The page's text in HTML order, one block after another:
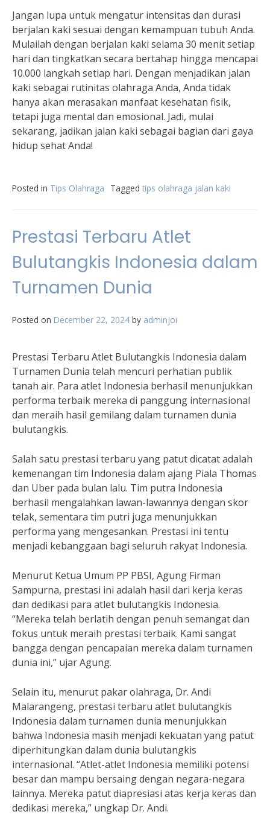
Jangan lupa untuk mengatur intensitas dan durasi
berjalan kaki sesuai dengan kemampuan tubuh Anda.
Mulailah dengan berjalan kaki selama 30 menit setiap
hari dan tingkatkan secara bertahap hingga mencapai
10.000 langkah setiap hari. Dengan menjadikan jalan
kaki sebagai rutinitas olahraga Anda, Anda tidak
hanya akan merasakan manfaat kesehatan fisik,
tetapi juga mental dan emosional. Jadi, mulai
sekarang, jadikan jalan kaki sebagai bagian dari gaya
hidup sehat Anda!
Posted in Tips Olahraga Tagged tips olahraga jalan kaki
Prestasi Terbaru Atlet
Bulutangkis Indonesia dalam
Turnamen Dunia
Posted on December 22, 2024 by adminjoi
Prestasi Terbaru Atlet Bulutangkis Indonesia dalam
Turnamen Dunia telah mencuri perhatian publik
tanah air. Para atlet Indonesia berhasil menunjukkan
performa terbaik mereka di panggung internasional
dan meraih hasil gemilang dalam turnamen dunia
bulutangkis.
Salah satu prestasi terbaru yang patut dicatat adalah
kemenangan tim Indonesia dalam ajang Piala Thomas
dan Uber pada bulan lalu. Tim putra Indonesia
berhasil mengalahkan lawan-lawannya dengan skor
telak, sementara tim putri juga menunjukkan
performa yang mengesankan. Prestasi ini tentu
menjadi kebanggaan bagi seluruh rakyat Indonesia.
Menurut Ketua Umum PP PBSI, Agung Firman
Sampurna, prestasi ini adalah hasil dari kerja keras
dan dedikasi para atlet bulutangkis Indonesia.
“Mereka telah berlatih dengan penuh semangat dan
fokus untuk meraih prestasi terbaik. Kami sangat
bangga dengan pencapaian mereka dalam turnamen
dunia ini,” ujar Agung.
Selain itu, menurut pakar olahraga, Dr. Andi
Malarangeng, prestasi terbaru atlet bulutangkis
Indonesia dalam turnamen dunia menunjukkan
bahwa Indonesia masih menjadi kekuatan yang patut
diperhitungkan dalam dunia bulutangkis
internasional. “Atlet-atlet Indonesia memiliki potensi
besar dan mampu bersaing dengan negara-negara
lainnya. Mereka patut diapresiasi atas kerja keras dan
dedikasi mereka,” ungkap Dr. Andi.